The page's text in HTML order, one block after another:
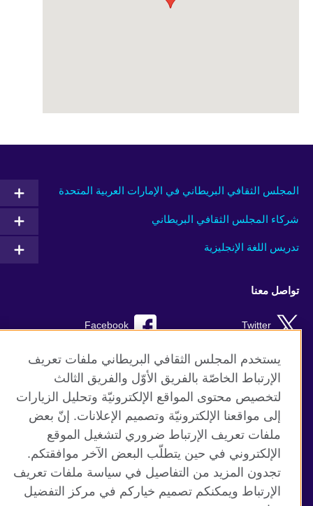
المجلس الثقافي البريطاني في الإمارات العربية المتحدة
شركاء المجلس الثقافي البريطاني
تدريس اللغة الإنجليزية
تواصل معنا
Facebook Twitter
Instagram RSS
TikTok
موقع المجلس الثقافي البريطاني العالمي
الخصوصية وشروط الاستخدام
ملفات تعريف الإرتباط
يستخدم المجلس الثقافي البريطاني ملفات تعريف
الإرتباط الخاصّة بالفريق الأوّل والفريق الثالث
لتخصيص محتوى المواقع الإلكترونيّة وتحليل الزيارات
إلى مواقعنا الإلكترونيّة وتصميم الإعلانات. إنّ بعض
ملفات تعريف الإرتباط ضروري لتشغيل الموقع
الإلكتروني في حين يتطلّب البعض الآخر موافقتكم.
تجدون المزيد من التفاصيل في سياسة ملفات تعريف
الإرتباط ويمكنكم تصميم خياركم في مركز التفضيل